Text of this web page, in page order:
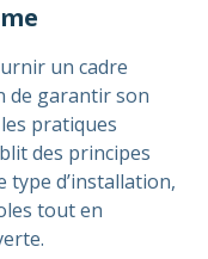
un cadre
de garantir son
pratiques
des principes
type d’installation,
tout en